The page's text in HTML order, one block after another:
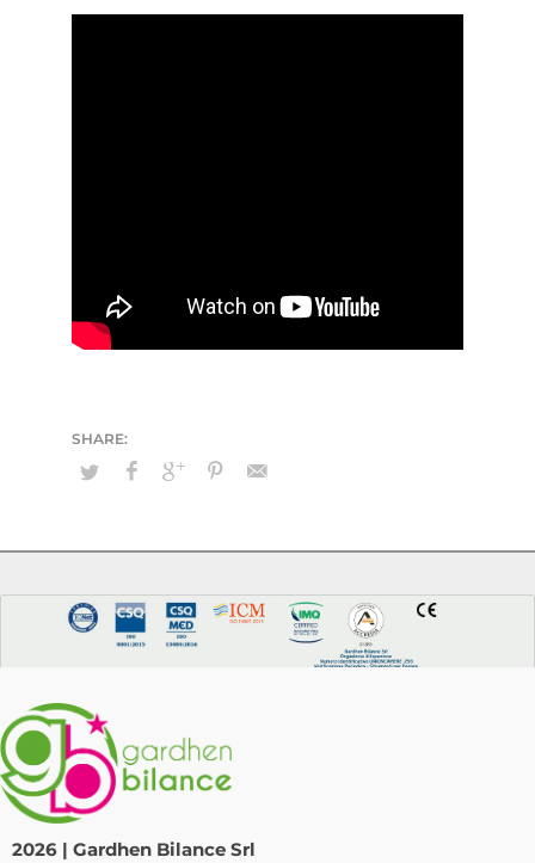
2026 | Gardhen Bilance Srl